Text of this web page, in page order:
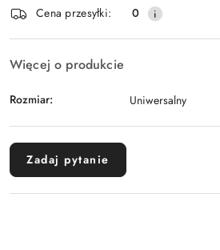
dostawa
Cena przesyłki:
0
Więcej o produkcie
Rozmiar: Uniwersalny
Zadaj pytanie